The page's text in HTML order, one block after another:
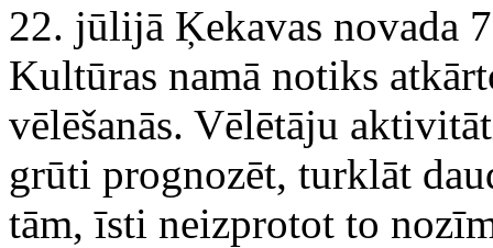
22. jūlijā Ķekavas novada
Kultūras namā notiks
vēlēšanās. Vēlētāju
grūti prognozēt, turklāt
tām, īsti neizprotot to